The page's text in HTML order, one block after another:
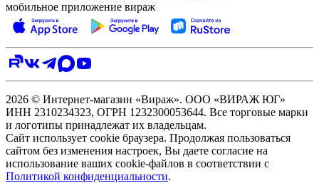
мобильное приложение вираж
2026 © Интернет-магазин «Вираж». ООО «ВИРАЖ ЮГ»
ИНН 2310234323, ОГРН 1232300053644. Все торговые марки
и логотипы принадлежат их владельцам.
Сайт использует cookie браузера. Продолжая пользоваться
сайтом без изменения настроек, Вы даете согласие на
использование ваших cookie-файлов в соответствии с
Политикой конфиденциальности.